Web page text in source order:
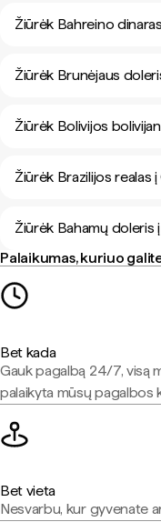
Žiūrėk Bahreino
Žiūrėk Brunėjaus
Žiūrėk Bolivijos
Žiūrėk Brazilijos realas
Žiūrėk Bahamų doleris
Palaikumas, kuriuo
Bet kada
Gauk pagalbą 24/7, visą
palaikyta mūsų pagalbos
Bet vieta
Nesvarbu, kur gyvenate